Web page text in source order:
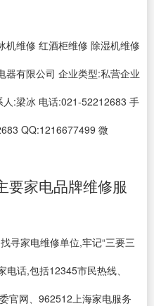
机维修 红酒柜维修 除湿机维修
器有限公司 企业类型:私营企业
:梁冰 电话:021-52212683 手
QQ:1216677499 微
要家电品牌维修服
寻家电维修单位,牢记“三要三
话,包括12345市民热线、
官网、962512上海家电服务